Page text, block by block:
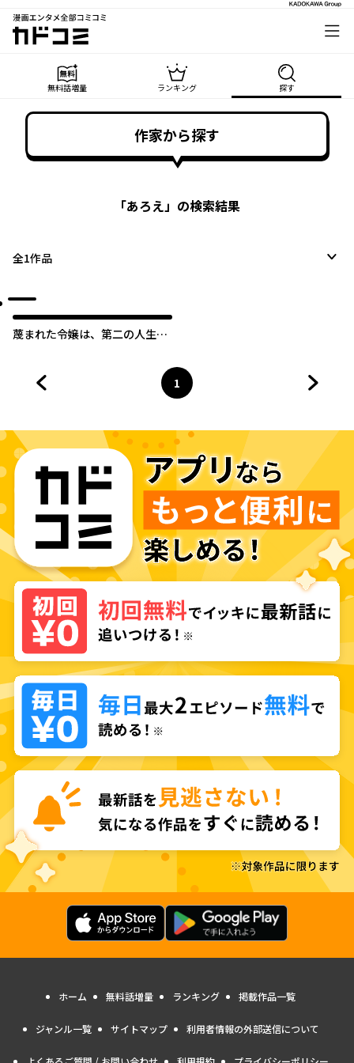
漫画エンタメ全部コミコミ
カドコミ
無料話増量 ランキング 探す
作家から探す
「あろえ」の検索結果
全1作品
蔑まれた令嬢は、第二の人生で
を叶えた見習い錬金術師の第一
ページ
1
へ
ホーム 無料話増量 ランキング 掲載作品一覧
ジャンル一覧 サイトマップ 利用者情報の外部送信について